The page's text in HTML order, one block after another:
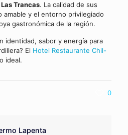
Trancas. La calidad de sus
amable y el entorno privilegiado
gastronómica de la región.
identidad, sabor y energía para
El Hotel Restaurante Chil-
ideal.
0
Lapenta